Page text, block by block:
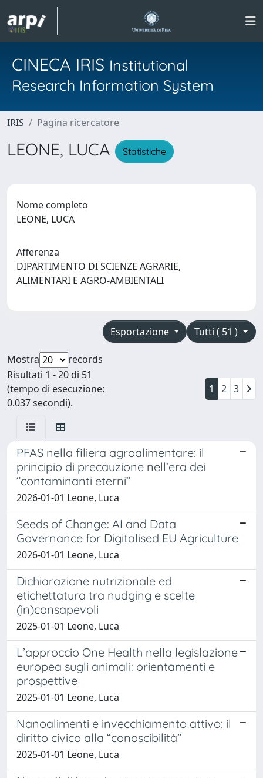
CINECA IRIS Institutional
Research Information System
IRIS Pagina ricercatore
LEONE, LUCA Statistiche
Nome completo
LEONE, LUCA
Afferenza
DIPARTIMENTO DI SCIENZE AGRARIE,
ALIMENTARI E AGRO-AMBIENTALI
Tutti ( 51 )
Esportazione
Mostra
records
Risultati 1 - 20 di 51
(tempo di esecuzione:
0.037 secondi).
1 2 3
PFAS nella filiera agroalimentare: il
principio di precauzione nell’era dei
“contaminanti eterni”
2026-01-01 Leone, Luca
Seeds of Change: AI and Data
Governance for Digitalised EU Agriculture
2026-01-01 Leone, Luca
Dichiarazione nutrizionale ed
etichettatura tra nudging e scelte
(in)consapevoli
2025-01-01 Leone, Luca
L’approccio One Health nella legislazione
europea sugli animali: orientamenti e
prospettive
2025-01-01 Leone, Luca
Nanoalimenti e invecchiamento attivo: il
diritto civico alla “conoscibilità”
2025-01-01 Leone, Luca